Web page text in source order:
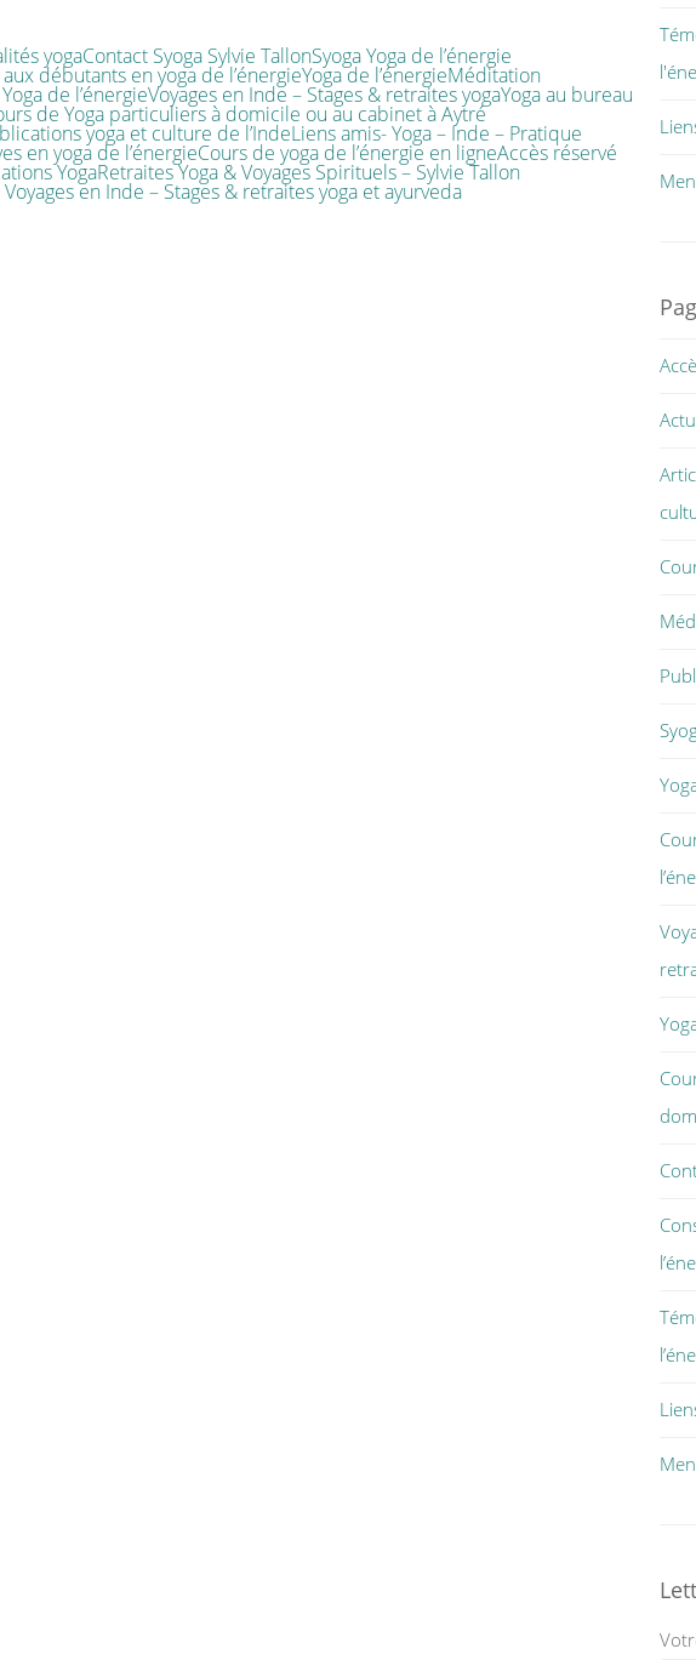
yogaContact Syoga Sylvie TallonSyoga Yoga de l’énergie
débutants en yoga de l’énergieYoga de l’énergieMéditation
de l’énergieVoyages en Inde – Stages & retraites yogaYoga au bureau
de Yoga particuliers à domicile ou au cabinet à Aytré
yoga et culture de l’IndeLiens amis- Yoga – Inde – Pratique
en yoga de l’énergieCours de yoga de l’énergie en ligneAccès réservé
YogaRetraites Yoga & Voyages Spirituels – Sylvie Tallon
Voyages en Inde – Stages & retraites yoga et ayurveda